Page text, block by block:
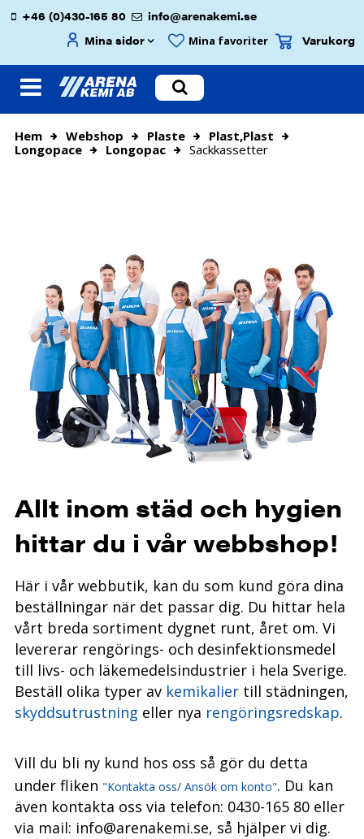
+46 (0)430-165 80
info@arenakemi.se
Mina sidor
Mina favoriter Varukorg
Hem Webshop Plaste
Plast,plast
Longopace
Longopac Sackkassetter
Allt inom städ och hygien
hittar du i vår webbshop!
Här i vår webbutik, kan du som kund göra dina
beställningar när det passar dig. Du hittar hela
vårt breda sortiment dygnet runt, året om. Vi
levererar rengörings- och desinfektionsmedel
till livs- och läkemedelsindustrier i hela Sverige.
Beställ olika typer av kemikaliertill städningen,
skyddsutrustning eller nya rengöringsredskap.
Vill du bli ny kund hos oss så gör du detta
under fliken "Kontakta oss/ Ansök om konto". Du kan
även kontakta oss via telefon: 0430-165 80 eller
via mail: info@arenakemi.se, så hjälper vi dig.